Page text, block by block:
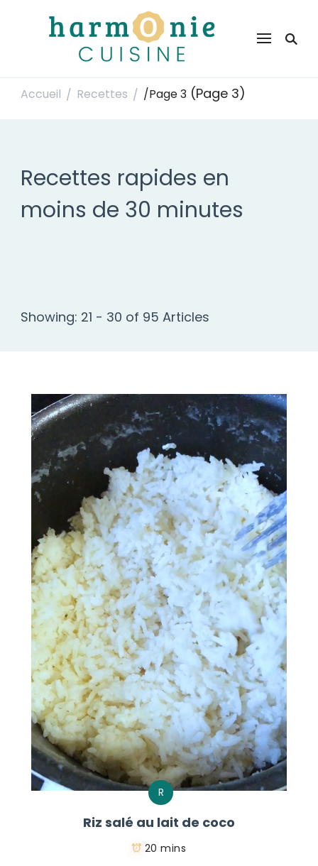
Harmonie Cuisine
Accueil / Recettes / /Page 3 (Page 3)
Recettes rapides en
moins de 30 minutes
Showing: 21 - 30 of 95 Articles
R
Riz salé au lait de coco
20 mins